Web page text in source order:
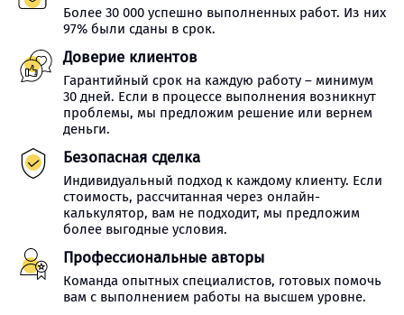
Более 30 000 успешно выполненных работ. Из них
97% были сданы в срок.
Доверие клиентов
Гарантийный срок на каждую работу – минимум
30 дней. Если в процессе выполнения возникнут
проблемы, мы предложим решение или вернем
деньги.
Безопасная сделка
Индивидуальный подход к каждому клиенту. Если
стоимость, рассчитанная через онлайн-
калькулятор, вам не подходит, мы предложим
более выгодные условия.
Профессиональные авторы
Команда опытных специалистов, готовых помочь
вам с выполнением работы на высшем уровне.